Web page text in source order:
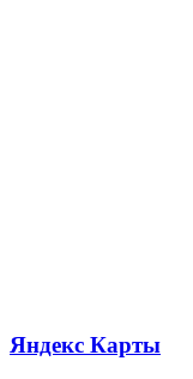
Яндекс Карты